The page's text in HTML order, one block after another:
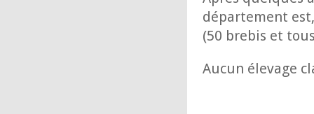
département
(50 brebis et
Aucun élevage